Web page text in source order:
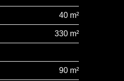
40 m²
330 m²
90 m²